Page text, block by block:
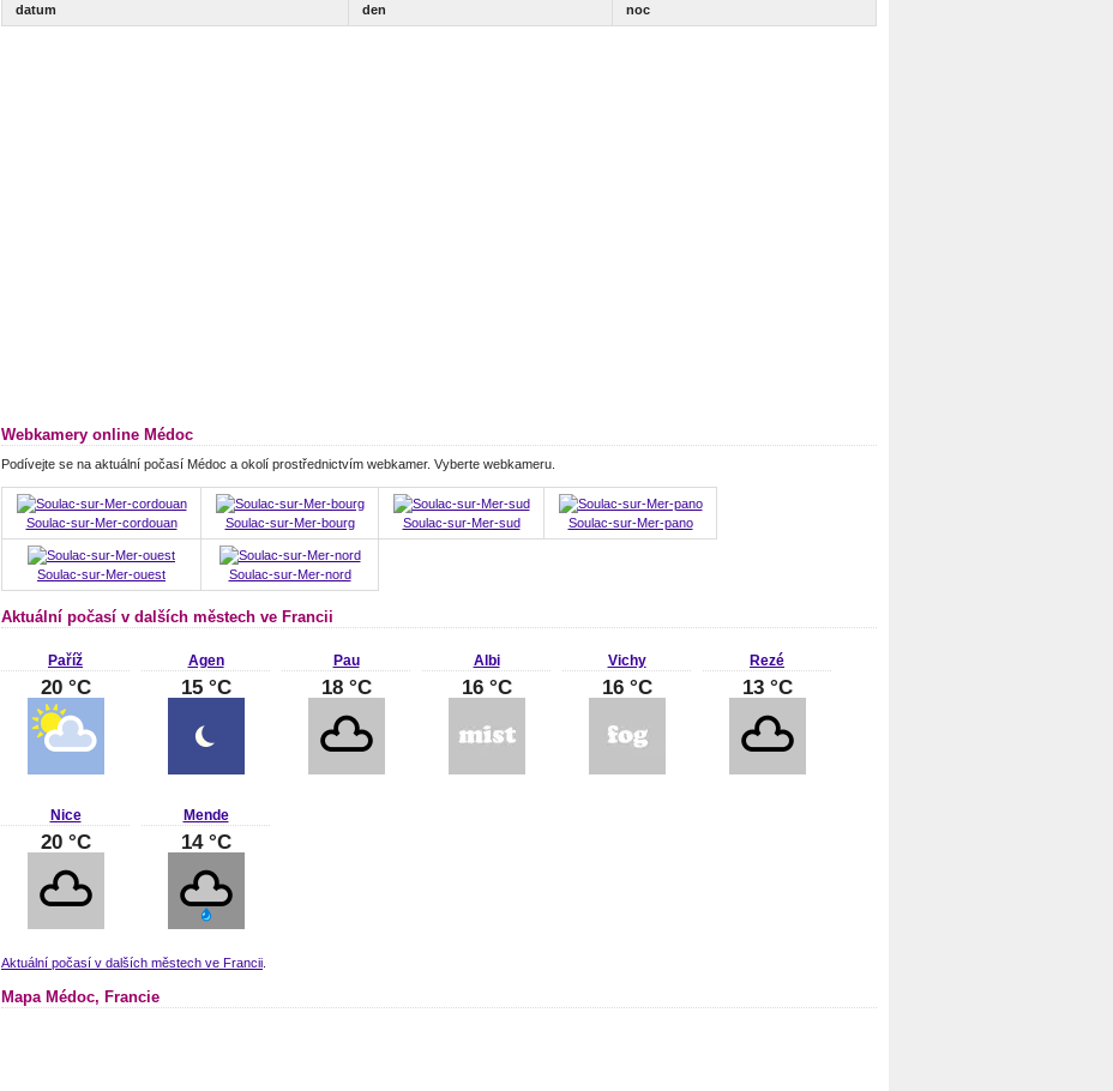
datum den noc
Webkamery online Médoc
Podívejte se na aktuální počasí Médoc a okolí prostřednictvím webkamer. Vyberte webkameru.
Soulac-sur-Mer-cordouan Soulac-sur-Mer-bourg Soulac-sur-Mer-sud Soulac-sur-Mer-pano
Soulac-sur-Mer-ouest Soulac-sur-Mer-nord
Aktuální počasí v dalších městech ve Francii
Paříž
20 °C
Agen
15 °C
Pau
18 °C
Albi
16 °C
Vichy
16 °C
Rezé
13 °C
Nice
20 °C
Mende
14 °C
Aktuální počasí v dalších městech ve Francii
Mapa Médoc, Francie